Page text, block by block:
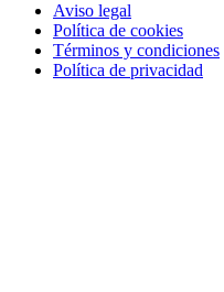
Aviso legal
Política de cookies
Términos y condiciones
Política de privacidad